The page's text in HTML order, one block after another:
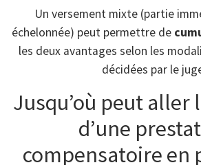
Un versement mixte (partie
échelonnée) peut permettre de
les deux avantages selon les
décidées par le
Jusqu’où peut
d’une
compensatoire en